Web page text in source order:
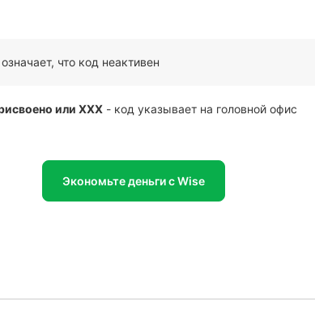
что код неактивен
или XXX - код указывает на головной офис
Экономьте деньги с Wise